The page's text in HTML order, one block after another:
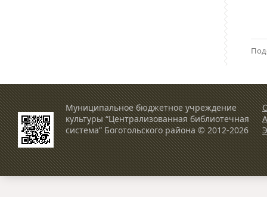
Муниципальное бюджетное учреждение
культуры “Централизованная библиотечная
система” Боготольского района © 2012-2026